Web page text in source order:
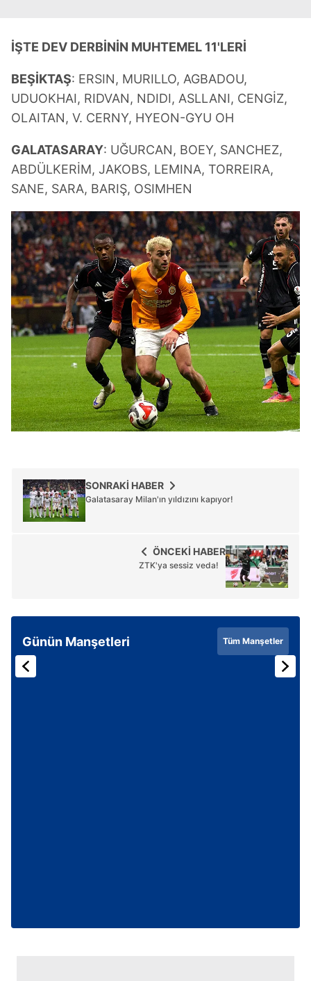
İŞTE DEV DERBİNİN MUHTEMEL 11'LERİ
BEŞİKTAŞ: ERSIN, MURILLO, AGBADOU,
UDUOKHAI, RIDVAN, NDIDI, ASLLANI, CENGİZ,
OLAITAN, V. CERNY, HYEON-GYU OH
GALATASARAY: UĞURCAN, BOEY, SANCHEZ,
ABDÜLKERİM, JAKOBS, LEMINA, TORREIRA,
SANE, SARA, BARIŞ, OSIMHEN
SONRAKİ HABER
Galatasaray Milan'ın yıldızını kapıyor!
ÖNCEKİ HABER
ZTK'ya sessiz veda!
Günün Manşetleri Tüm Manşetler